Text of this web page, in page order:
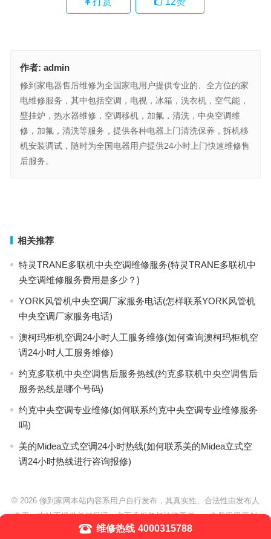
作者: admin
修到家电器售后维修为全国家电用户提供专业的、全方位的家
电维修服务，其中包括空调，电视，冰箱，洗衣机，空气能，
壁挂炉，热水器维修，空调移机，加氟，清洗，中央空调维
修，加氟，清洗等服务，提供各种电器上门清洗保养，拆机移
机安装调试，随时为全国电器用户提供24小时上门快速维修售
后服务。
相关推荐
特灵TRANE多联机中央空调维修服务(特灵TRANE多联机中
央空调维修服务费用是多少？)
YORK风管机中央空调厂家服务电话(怎样联系YORK风管机
中央空调厂家服务电话)
澳柯玛柜机空调24小时人工服务维修(如何查询澳柯玛柜机空
调24小时人工服务维修)
约克多联机中央空调售后服务热线(约克多联机中央空调售后
服务热线是哪个号码)
约克中央空调专业维修(如何联系约克中央空调专业维修服务
吗)
美的Midea立式空调24小时热线(如何联系美的Midea立式空
调24小时热线进行咨询报修)
© 2026 修到家网本站内容系用户自行发布，其真实性、合法性由发布人
负责，本站不提供任何保证，亦不承担任何法律责任。- 主题巴巴原创
WordPress主题
维修热线 4000315788